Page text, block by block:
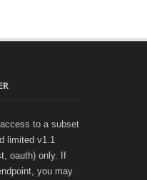
to a subset
limited v1.1
oauth) only. If
you may